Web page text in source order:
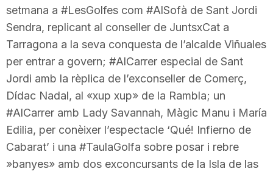
a
t
d
e
T
setmana a #LesGolfes com #AlSofà de Sant Jordi
Sendra, replicant al conseller de JuntsxCat a
Tarragona a la seva conquesta de l’alcalde Viñuales
per entrar a govern; #AlCarrer especial de Sant
Jordi amb la rèplica de l’exconseller de Comerç,
Dídac Nadal, al «xup xup» de la Rambla; un
#AlCarrer amb Lady Savannah, Màgic Manu i María
Edilia, per conèixer l’espectacle ‘Qué! Infierno de
Cabarat’ i una #TaulaGolfa sobre posar i rebre
»banyes» amb dos exconcursants de la Isla de las